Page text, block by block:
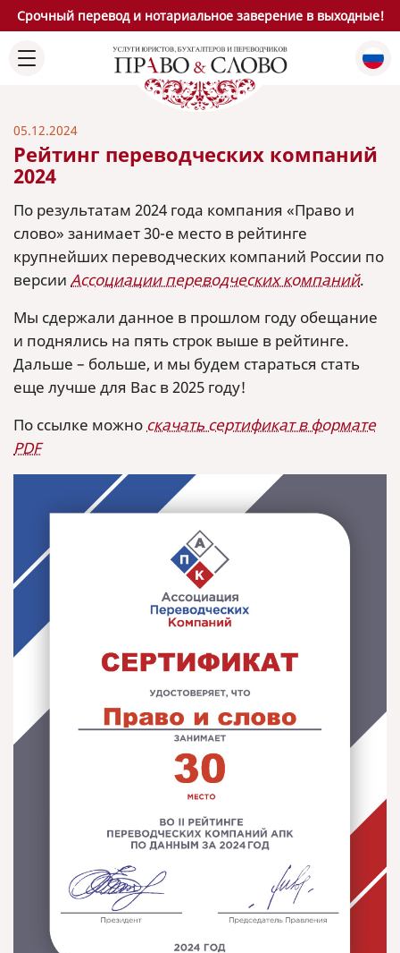
Срочный перевод и нотариальное заверение в выходные!
05.12.2024
Рейтинг переводческих компаний
2024
По результатам 2024 года компания «Право и
слово» занимает 30-е место в рейтинге
крупнейших переводческих компаний России по
версии Ассоциации переводческих компаний.
Мы сдержали данное в прошлом году обещание
и поднялись на пять строк выше в рейтинге.
Дальше – больше, и мы будем стараться стать
еще лучше для Вас в 2025 году!
По ссылке можно скачать сертификат в формате
PDF